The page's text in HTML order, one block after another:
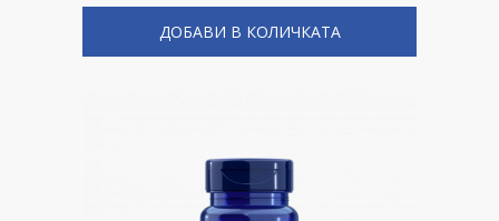
ДОБАВИ В КОЛИЧКАТА